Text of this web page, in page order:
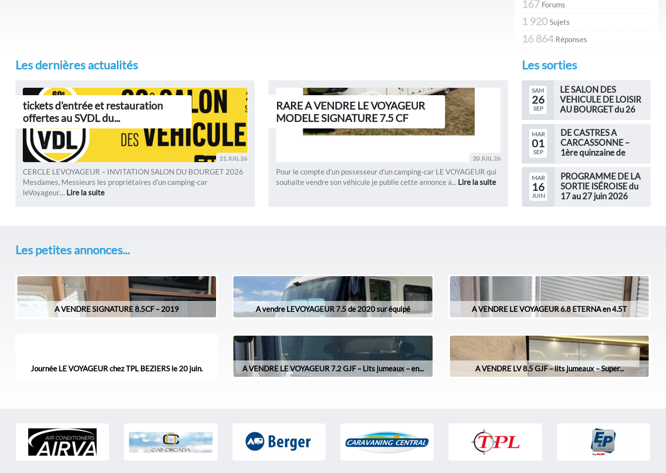
167 Forums
1 920 Sujets
16 864 Réponses
Les dernières actualités
tickets d’entrée et restauration
offertes au SVDL du...
21 JUIL 26
CERCLE LEVOYAGEUR – INVITATION SALON DU BOURGET 2026
Mesdames, Messieurs les propriétaires d’un camping-car
leVoyageur.... Lire la suite
RARE A VENDRE LE VOYAGEUR
MODELE SIGNATURE 7.5 CF
20 JUIL 26
Pour le compte d’un possesseur d’un camping-car LE VOYAGEUR qui
souhaite vendre son véhicule je publie cette annonce à... Lire la suite
Les sorties
SAM
26
SEP
LE SALON DES
VEHICULE DE LOISIR
AU BOURGET du 26
octobre
LE SALON DES
VEHICULE DE LOISIR
AU BOURGET du 26
MAR
01
SEP
DE CASTRES A
CARCASSONNE –
1ère quinzaine de
DE CASTRES A
CARCASSONNE – 1ère
quinzaine de septembre
Le...
MAR
16
JUIN
PROGRAMME DE LA
SORTIE ISÉROISE du
17 au 27 juin 2026
Les petites annonces...
A VENDRE SIGNATURE 8.5CF – 2019 A vendre LEVOYAGEUR 7.5 de 2020 sur équipé A VENDRE LE VOYAGEUR 6.8 ETERNA en 4.5T
Journée LE VOYAGEUR chez TPL BEZIERS le 20 juin. A VENDRE LE VOYAGEUR 7.2 GJF – Lits jumeaux – en... A VENDRE LV 8.5 GJF – lits jumeaux – Super...